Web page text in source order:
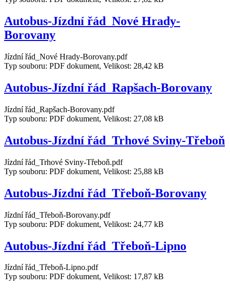
Autobus-Jízdní řád_Nové Hrady-
Borovany
Jízdní řád_Nové Hrady-Borovany.pdf
Typ souboru: PDF dokument, Velikost: 28,42 kB
Autobus-Jízdní řád_Rapšach-Borovany
Jízdní řád_Rapšach-Borovany.pdf
Typ souboru: PDF dokument, Velikost: 27,08 kB
Autobus-Jízdní řád_Trhové Sviny-Třeboň
Jízdní řád_Trhové Sviny-Třeboň.pdf
Typ souboru: PDF dokument, Velikost: 25,88 kB
Autobus-Jízdní řád_Třeboň-Borovany
Jízdní řád_Třeboň-Borovany.pdf
Typ souboru: PDF dokument, Velikost: 24,77 kB
Autobus-Jízdní řád_Třeboň-Lipno
Jízdní řád_Třeboň-Lipno.pdf
Typ souboru: PDF dokument, Velikost: 17,87 kB